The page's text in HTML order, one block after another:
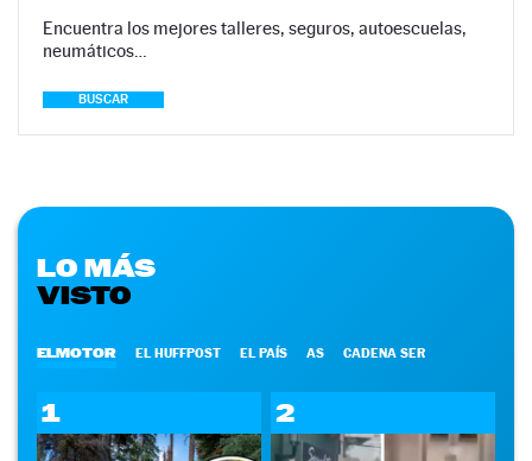
Encuentra los mejores talleres, seguros, autoescuelas,
neumáticos…
BUSCAR
LO MÁS
VISTO
ELMOTOR EL HUFFPOST EL PAÍS AS CADENA SER
1 2